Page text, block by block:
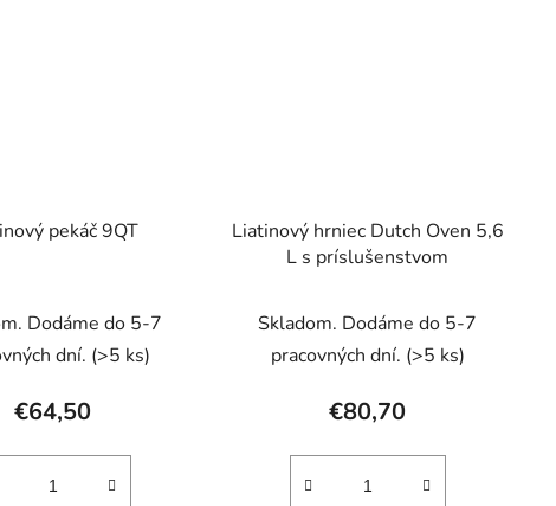
pekáč 9QT
Dodáme do 5-7
dní. (>5 ks)
€64,50
Liatinový hrniec Dutch Oven 5,6
L s príslušenstvom
Skladom. Dodáme do 5-7
pracovných dní. (>5 ks)
€80,70